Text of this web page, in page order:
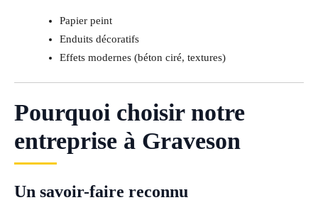
Papier peint
Enduits décoratifs
Effets modernes (béton ciré, textures)
Pourquoi choisir notre
entreprise à Graveson
Un savoir-faire reconnu